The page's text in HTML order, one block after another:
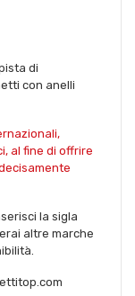
di
con anelli
al fine di offrire
la sigla
altre marche